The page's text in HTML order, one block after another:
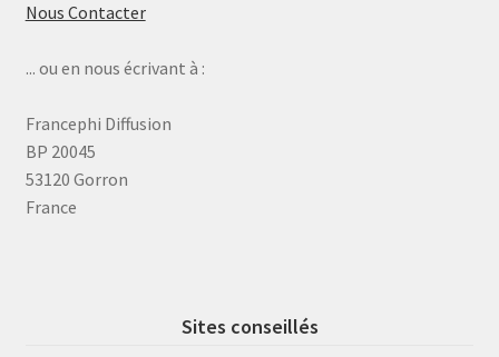
Nous Contacter
... ou en nous écrivant à :
Francephi Diffusion
BP 20045
53120 Gorron
France
Sites conseillés